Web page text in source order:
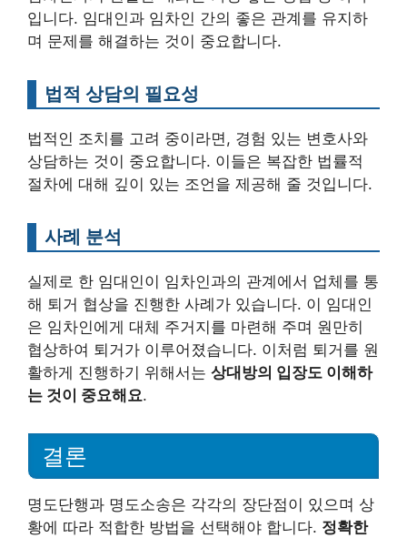
입니다. 임대인과 임차인 간의 좋은 관계를 유지하
며 문제를 해결하는 것이 중요합니다.
법적 상담의 필요성
법적인 조치를 고려 중이라면, 경험 있는 변호사와
상담하는 것이 중요합니다. 이들은 복잡한 법률적
절차에 대해 깊이 있는 조언을 제공해 줄 것입니다.
사례 분석
실제로 한 임대인이 임차인과의 관계에서 업체를 통
해 퇴거 협상을 진행한 사례가 있습니다. 이 임대인
은 임차인에게 대체 주거지를 마련해 주며 원만히
협상하여 퇴거가 이루어졌습니다. 이처럼 퇴거를 원
활하게 진행하기 위해서는 상대방의 입장도 이해하
는 것이 중요해요.
결론
명도단행과 명도소송은 각각의 장단점이 있으며 상
황에 따라 적합한 방법을 선택해야 합니다. 정확한